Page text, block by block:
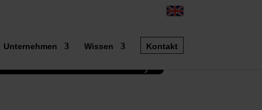
Unternehmen Wissen Kontakt
►
›